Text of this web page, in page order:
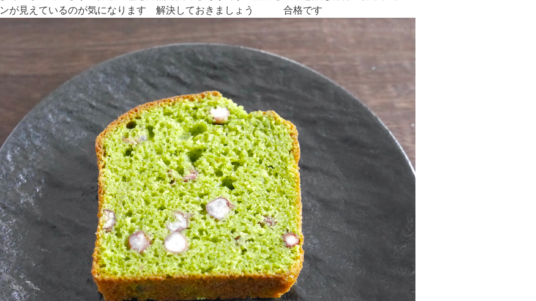
ンが見えているのが気になります 解決しておきましょう 合格です